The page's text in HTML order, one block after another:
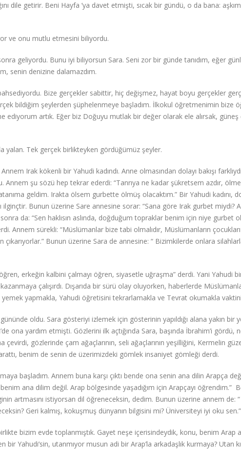
dile getirir. Beni Hayfa ’ya davet etmişti, sıcak bir gündü, o da bana:
ve onu mutlu etmesini biliyordu.
geliyordu. Bunu iyi biliyorsun Sara. Seni zor bir günde tanıdım, eğer
senin denizine dalamazdım.
Bize gerçekler sabittir, hiç değişmez, hayat boyu gerçekler
bildiğim şeylerden şüphelenmeye başladım. İlkokul öğretmenimin bize
ediyorum artık. Eğer biz Doğuyu mutlak bir değer olarak ele alırsak,
yalan. Tek gerçek birlikteyken gördüğümüz şeyler.
Irak kökenli bir Yahudi kadındı. Anne olmasından dolayı bakışı
Annem şu sözü hep tekrar ederdi: “Tanrıya ne kadar şükretsem azdır,
geldim. Irakta ölsem gurbette ölmüş olacaktım.” Bir Yahudi kadını,
Bunun üzerine Sare annesine sorar: “Sana göre Irak gurbet miydi?
da: “Sen haklısın aslında, doğduğum topraklar benim için niye gurbet
Annem sürekli: “Müslümanlar bize tabi olmalıdır, Müslümanların
Bunun üzerine Sara de annesine: “ Bizimkilerde onlara
erkeğin kalbini çalmayı öğren, siyasetle uğraşma” derdi. Yani Yahudi
çalışırdı. Dışarıda bir sürü olay oluyorken, haberlerde
yapmakla, Yahudi öğretisini tekrarlamakla ve Tevrat okumakla
oldu. Sara gösteriyi izlemek için gösterinin yapıldığı alana yakın bir
ona yardım etmişti. Gözlerini ilk açtığında Sara, başında İbrahim’i gördü,
çevirdi, gözlerinde çam ağaçlarının, seli ağaçlarının yeşilliğini, Kermelin
benim de senin de üzerimizdeki gömlek insaniyet gömleği derdi.
başladım. Annem buna karşı çıktı bende ona senin ana dilin Arapça
ana dilim değil. Arap bölgesinde yaşadığım için Arapçayı öğrendim.”
artmasını istiyorsan dil öğreneceksin, dedim. Bunun üzerine annem de:
Geri kalmış, kokuşmuş dünyanın bilgisini mi? Üniversiteyi iyi oku sen.”
bizim evde toplanmıştık. Gayet neşe içerisindeydik, konu, benim Arap
bir Yahudi’sin, utanmıyor musun adi bir Arap’la arkadaşlık kurmaya? Utan